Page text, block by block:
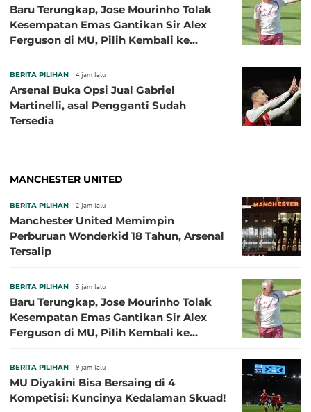
Baru Terungkap, Jose Mourinho Tolak
Kesempatan Emas Gantikan Sir Alex
Ferguson di MU, Pilih Kembali ke
BERITA PILIHAN 4 jam lalu
Arsenal Buka Opsi Jual Gabriel
Martinelli, asal Pengganti Sudah
Tersedia
MANCHESTER UNITED
BERITA PILIHAN 2 jam lalu
Manchester United Memimpin
Perburuan Wonderkid 18 Tahun, Arsenal
Tersalip
BERITA PILIHAN 3 jam lalu
Baru Terungkap, Jose Mourinho Tolak
Kesempatan Emas Gantikan Sir Alex
Ferguson di MU, Pilih Kembali ke
BERITA PILIHAN 9 jam lalu
MU Diyakini Bisa Bersaing di 4
Kompetisi: Kuncinya Kedalaman Skuad!